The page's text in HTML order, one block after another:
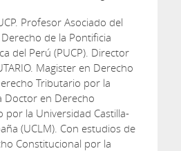
Profesor Asociado del
de la Pontificia
del Perú (PUCP). Director
Magister en Derecho
Tributario por la
Doctor en Derecho
por la Universidad Castilla-
(UCLM). Con estudios de
Constitucional por la